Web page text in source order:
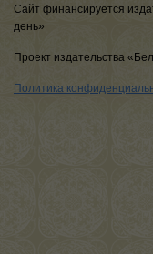
Сайт финансируется
день»
Проект издательства
Политика